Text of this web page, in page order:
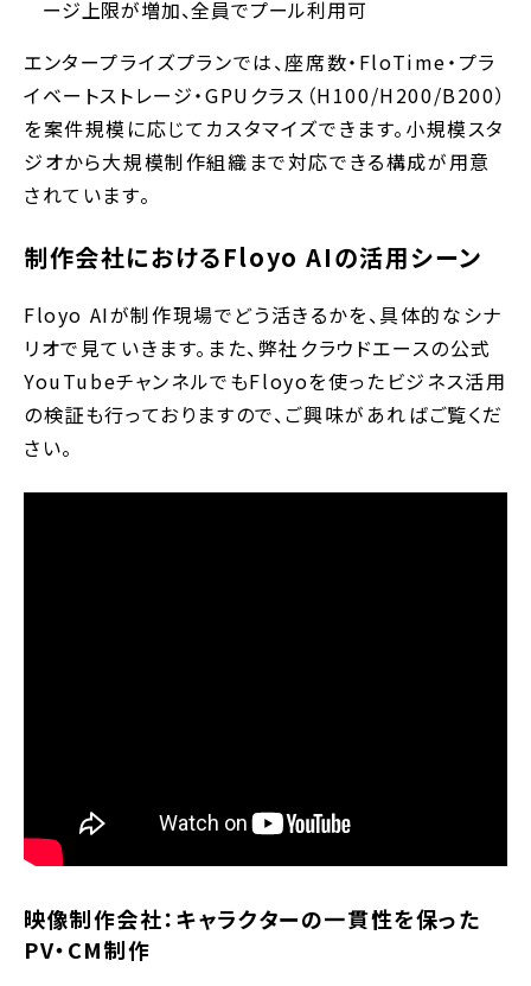
ージ上限が増加、全員でプール利用可
エンタープライズプランでは、座席数・FloTime・プラ
イベートストレージ・GPUクラス（H100/H200/B200）
を案件規模に応じてカスタマイズできます。小規模スタ
ジオから大規模制作組織まで対応できる構成が用意
されています。
制作会社におけるFloyo AIの活用シーン
Floyo AIが制作現場でどう活きるかを、具体的なシナ
リオで見ていきます。また、弊社クラウドエースの公式
YouTubeチャンネルでもFloyoを使ったビジネス活用
の検証も行っておりますので、ご興味があればご覧くだ
さい。
映像制作会社：キャラクターの一貫性を保った
PV・CM制作